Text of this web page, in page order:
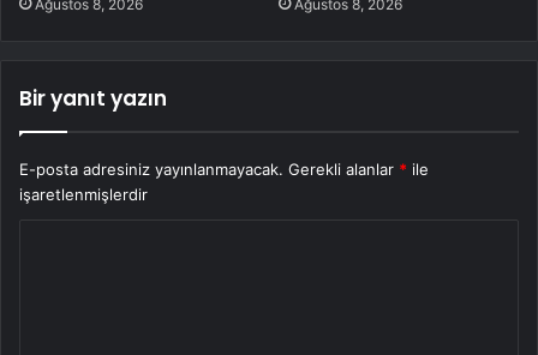
Ağustos 8, 2026 Ağustos 8, 2026
Bir yanıt yazın
E-posta adresiniz yayınlanmayacak. Gerekli alanlar * ile
işaretlenmişlerdir